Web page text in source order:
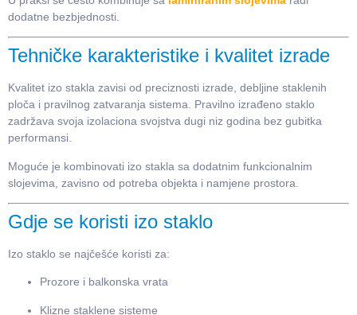
dodatne bezbjednosti.
Tehničke karakteristike i kvalitet izrade
Kvalitet izo stakla zavisi od preciznosti izrade, debljine staklenih
ploča i pravilnog zatvaranja sistema. Pravilno izrađeno staklo
zadržava svoja izolaciona svojstva dugi niz godina bez gubitka
performansi.
Moguće je kombinovati izo stakla sa dodatnim funkcionalnim
slojevima, zavisno od potreba objekta i namjene prostora.
Gdje se koristi izo staklo
Izo staklo se najčešće koristi za:
Prozore i balkonska vrata
Klizne staklene sisteme